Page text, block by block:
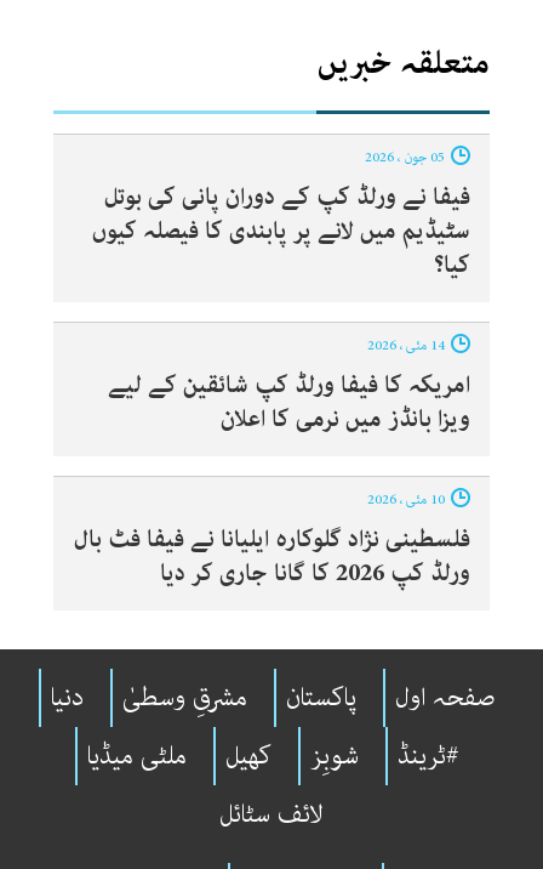
متعلقہ خبریں
فیفا نے ورلڈ کپ کے دوران پانی کی بوتل
سٹیڈیم میں لانے پر پابندی کا فیصلہ کیوں
کیا؟
امریکہ کا فیفا ورلڈ کپ شائقین کے لیے
ویزا بانڈز میں نرمی کا اعلان
فلسطینی نژاد گلوکارہ ایلیانا نے فیفا فٹ بال
ورلڈ کپ 2026 کا گانا جاری کر دیا
صفحہ اول پاکستان مشرقِ وسطیٰ
دنیا
#ٹرینڈ
شوبِز کھیل
ملٹی میڈیا
لائف سٹائل